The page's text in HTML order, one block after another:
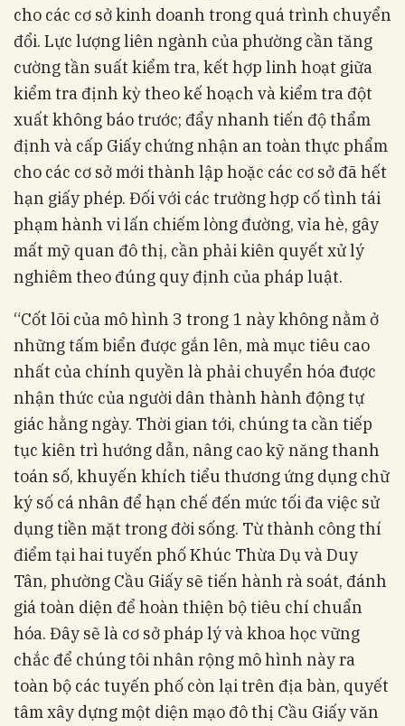
cho các cơ sở kinh doanh trong quá trình chuyển
đổi. Lực lượng liên ngành của phường cần tăng
cường tần suất kiểm tra, kết hợp linh hoạt giữa
kiểm tra định kỳ theo kế hoạch và kiểm tra đột
xuất không báo trước; đẩy nhanh tiến độ thẩm
định và cấp Giấy chứng nhận an toàn thực phẩm
cho các cơ sở mới thành lập hoặc các cơ sở đã hết
hạn giấy phép. Đối với các trường hợp cố tình tái
phạm hành vi lấn chiếm lòng đường, vỉa hè, gây
mất mỹ quan đô thị, cần phải kiên quyết xử lý
nghiêm theo đúng quy định của pháp luật.
“Cốt lõi của mô hình 3 trong 1 này không nằm ở
những tấm biển được gắn lên, mà mục tiêu cao
nhất của chính quyền là phải chuyển hóa được
nhận thức của người dân thành hành động tự
giác hằng ngày. Thời gian tới, chúng ta cần tiếp
tục kiên trì hướng dẫn, nâng cao kỹ năng thanh
toán số, khuyến khích tiểu thương ứng dụng chữ
ký số cá nhân để hạn chế đến mức tối đa việc sử
dụng tiền mặt trong đời sống. Từ thành công thí
điểm tại hai tuyến phố Khúc Thừa Dụ và Duy
Tân, phường Cầu Giấy sẽ tiến hành rà soát, đánh
giá toàn diện để hoàn thiện bộ tiêu chí chuẩn
hóa. Đây sẽ là cơ sở pháp lý và khoa học vững
chắc để chúng tôi nhân rộng mô hình này ra
toàn bộ các tuyến phố còn lại trên địa bàn, quyết
tâm xây dựng một diện mạo đô thị Cầu Giấy văn